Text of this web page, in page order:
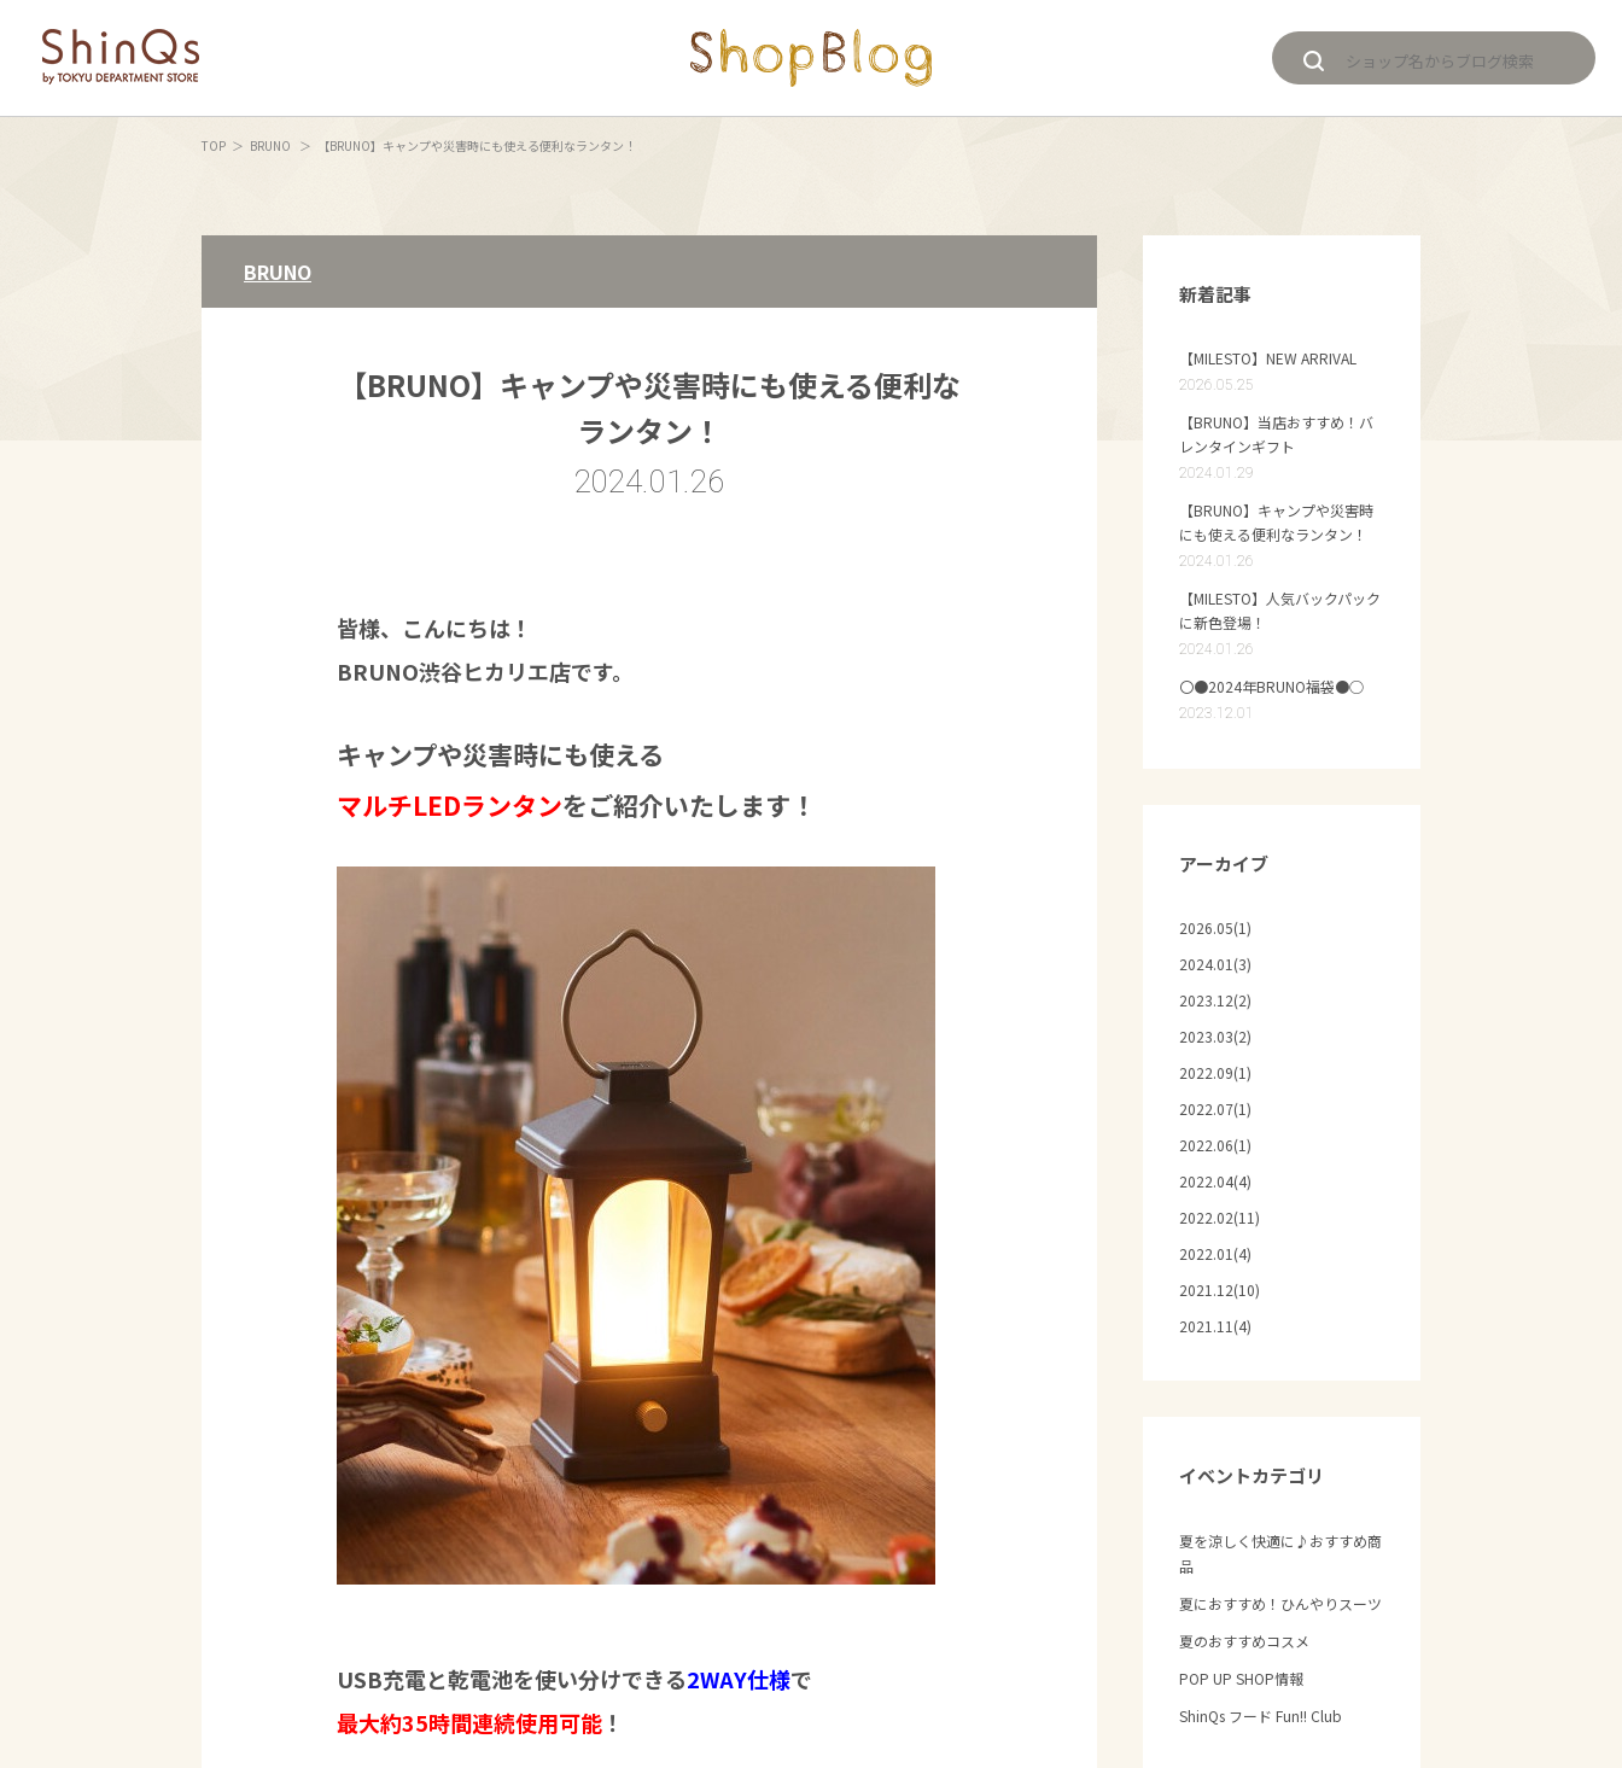
TOP BRUNO 【BRUNO】キャンプや災害時にも使える便利なランタン！
BRUNO
【BRUNO】キャンプや災害時にも使える便利な
ランタン！
2024.01.26
皆様、こんにちは！
BRUNO渋谷ヒカリエ店です。
キャンプや災害時にも使える
マルチLEDランタンをご紹介いたします！
USB充電と乾電池を使い分けできる2WAY仕様で
最大約35時間連続使用可能 ！
新着記事
【MILESTO】NEW ARRIVAL
2026.05.25
【BRUNO】当店おすすめ！バ
レンタインギフト
2024.01.29
【BRUNO】キャンプや災害時
にも使える便利なランタン！
2024.01.26
【MILESTO】人気バックパック
に新色登場！
2024.01.26
〇●2024年BRUNO福袋●○
2023.12.01
アーカイブ
2026.05(1)
2024.01(3)
2023.12(2)
2023.03(2)
2022.09(1)
2022.07(1)
2022.06(1)
2022.04(4)
2022.02(11)
2022.01(4)
2021.12(10)
2021.11(4)
イベントカテゴリ
夏を涼しく快適に♪おすすめ商
品
夏におすすめ！ひんやりスーツ
夏のおすすめコスメ
POP UP SHOP情報
ShinQs フード Fun!! Club